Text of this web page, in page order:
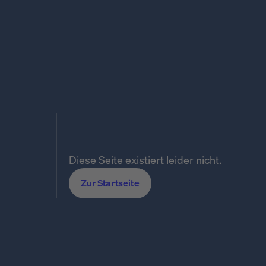
Diese Seite existiert leider nicht.
Zur Startseite